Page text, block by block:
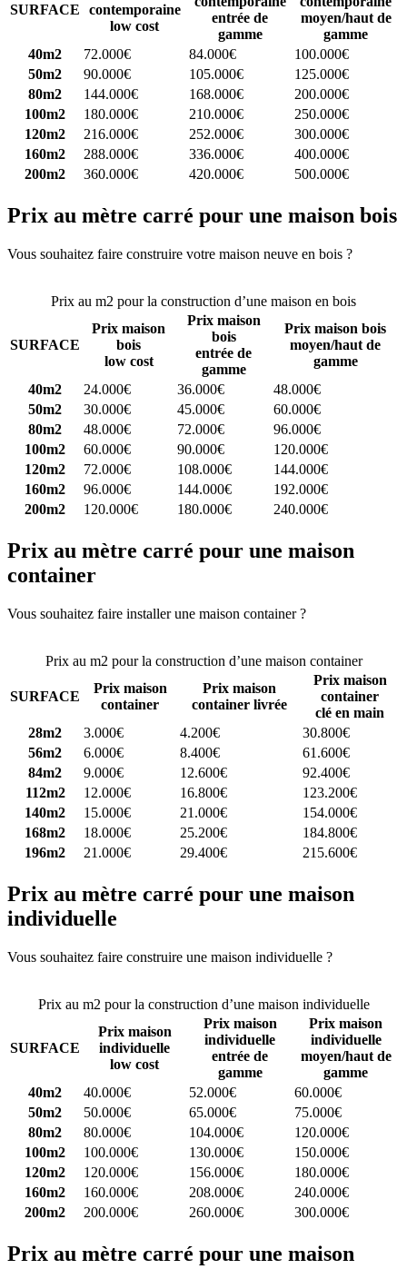
SURFACE
contemporaine
low cost
entrée de
gamme
moyen/haut de
gamme
40m2
72.000€ 84.000€
100.000€
50m2
90.000€ 105.000€
125.000€
80m2
144.000€ 168.000€
200.000€
100m2
180.000€ 210.000€
250.000€
120m2
216.000€ 252.000€
300.000€
160m2
288.000€ 336.000€
400.000€
200m2
360.000€ 420.000€ 500.000€
Prix au mètre carré pour une maison bois
Vous souhaitez faire construire votre maison neuve en bois ?
Prix au m2 pour la construction d’une maison en bois
SURFACE
Prix maison
bois
low cost
Prix maison
bois
entrée de
gamme
Prix maison bois
moyen/haut de
gamme
40m2
24.000€ 36.000€
48.000€
50m2
30.000€ 45.000€
60.000€
80m2
48.000€ 72.000€
96.000€
100m2
60.000€ 90.000€
120.000€
120m2
72.000€ 108.000€
144.000€
160m2
96.000€ 144.000€
192.000€
200m2
120.000€ 180.000€ 240.000€
Prix au mètre carré pour une maison
container
Vous souhaitez faire installer une maison container ?
Prix au m2 pour la construction d’une maison container
SURFACE
Prix maison
container
Prix maison
container livrée
Prix maison
container
clé en main
28m2
3.000€ 4.200€
30.800€
56m2
6.000€ 8.400€
61.600€
84m2
9.000€ 12.600€
92.400€
112m2
12.000€ 16.800€
123.200€
140m2
15.000€ 21.000€
154.000€
168m2
18.000€ 25.200€
184.800€
196m2
21.000€ 29.400€ 215.600€
Prix au mètre carré pour une maison
individuelle
Vous souhaitez faire construire une maison individuelle ?
Prix au m2 pour la construction d’une maison individuelle
SURFACE
Prix maison
individuelle
low cost
Prix maison
individuelle
entrée de
gamme
Prix maison
individuelle
moyen/haut de
gamme
40m2
40.000€ 52.000€
60.000€
50m2
50.000€ 65.000€
75.000€
80m2
80.000€ 104.000€
120.000€
100m2
100.000€ 130.000€
150.000€
120m2
120.000€ 156.000€
180.000€
160m2
160.000€ 208.000€
240.000€
200m2
200.000€ 260.000€ 300.000€
Prix au mètre carré pour une maison